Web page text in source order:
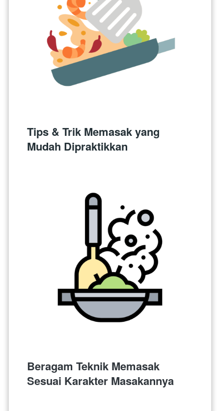
Tips & Trik Memasak yang
Mudah Dipraktikkan
Beragam Teknik Memasak
Sesuai Karakter Masakannya